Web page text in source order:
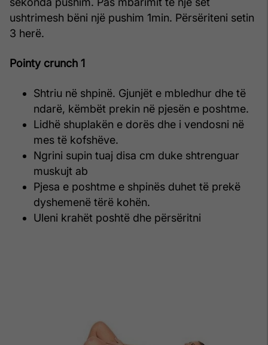
ushtrimesh bëni një pushim 1min. Përsëriteni setin
3 herë.
Pointy crunch 1
Shtriu në shpinë. Gjunjët e mbledhur dhe të
ndarë, këmbët prekin në pjesën e poshtme.
Lidhë shuplakën e dorës dhe i vendosni në
mes të kofshëve.
Ngrini supin tuaj disa cm duke shtrenguar
muskujt ab
Pjesa e poshtme e shpinës duhet të prekë
dyshemenë tërë kohën.
Uleni krahët poshtë dhe përsëritni